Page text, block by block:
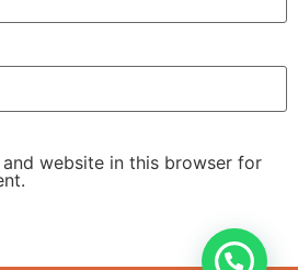
and website in this browser for